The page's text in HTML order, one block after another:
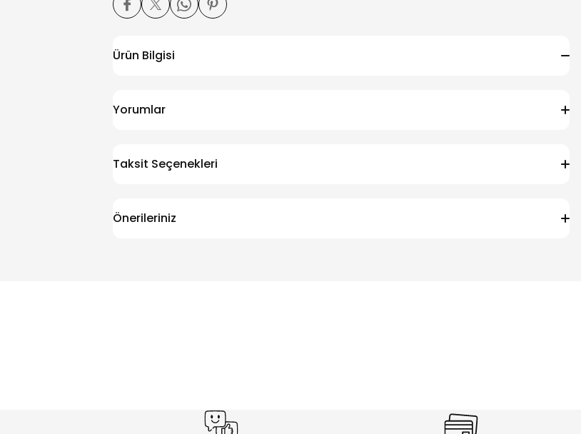
Ürün Bilgisi
Yorumlar
Taksit Seçenekleri
Önerileriniz